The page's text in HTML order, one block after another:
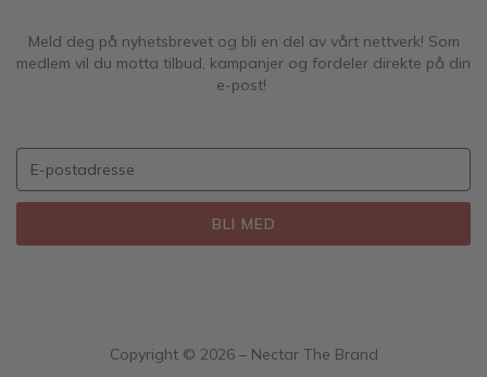
Meld deg på nyhetsbrevet og bli en del av vårt nettverk! Som
medlem vil du motta tilbud, kampanjer og fordeler direkte på din
e-post!
BLI MED
Copyright © 2026– Nectar The Brand